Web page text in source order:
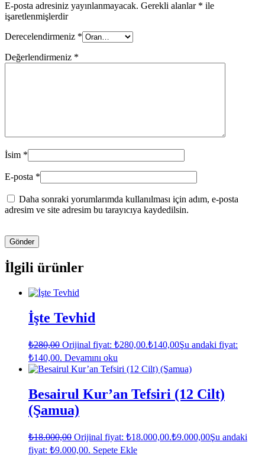
E-posta adresiniz yayınlanmayacak. Gerekli alanlar * ile
işaretlenmişlerdir
Derecelendirmeniz *
Değerlendirmeniz *
İsim *
E-posta *
Daha sonraki yorumlarımda kullanılması için adım, e-posta
adresim ve site adresim bu tarayıcıya kaydedilsin.
İlgili ürünler
İşte Tevhid
₺280,00 Orijinal fiyat: ₺280,00.₺140,00Şu andaki fiyat:
₺140,00. Devamını oku
Besairul Kur’an Tefsiri (12 Cilt)
(Şamua)
₺18.000,00 Orijinal fiyat: ₺18.000,00.₺9.000,00Şu andaki
fiyat: ₺9.000,00. Sepete Ekle